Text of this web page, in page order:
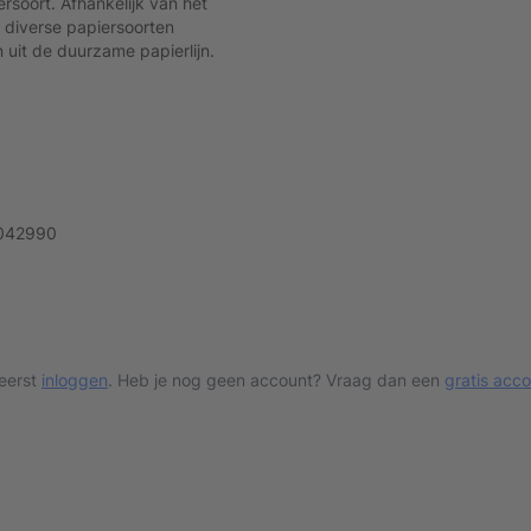
papiersoorten
de duurzame papierlijn.
inloggen. Heb je nog geen account? Vraag dan een gratis